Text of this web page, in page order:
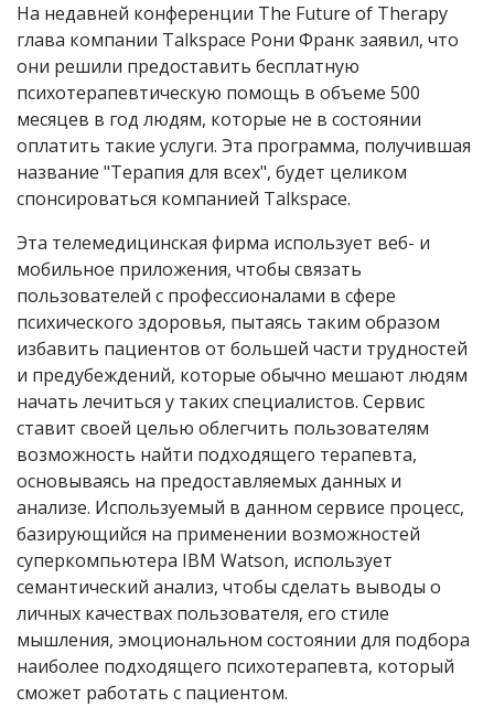
На недавней конференции The Future of Therapy
глава компании Talkspace Рони Франк заявил, что
они решили предоставить бесплатную
психотерапевтическую помощь в объеме 500
месяцев в год людям, которые не в состоянии
оплатить такие услуги. Эта программа, получившая
название "Терапия для всех", будет целиком
спонсироваться компанией Talkspace.
Эта телемедицинская фирма использует веб- и
мобильное приложения, чтобы связать
пользователей с профессионалами в сфере
психического здоровья, пытаясь таким образом
избавить пациентов от большей части трудностей
и предубеждений, которые обычно мешают людям
начать лечиться у таких специалистов. Сервис
ставит своей целью облегчить пользователям
возможность найти подходящего терапевта,
основываясь на предоставляемых данных и
анализе. Используемый в данном сервисе процесс,
базирующийся на применении возможностей
суперкомпьютера IBM Watson, использует
семантический анализ, чтобы сделать выводы о
личных качествах пользователя, его стиле
мышления, эмоциональном состоянии для подбора
наиболее подходящего психотерапевта, который
сможет работать с пациентом.